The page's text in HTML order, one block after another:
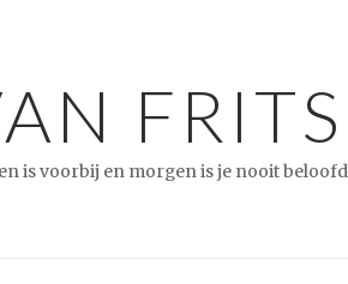
is voorbij en morgen is je nooit